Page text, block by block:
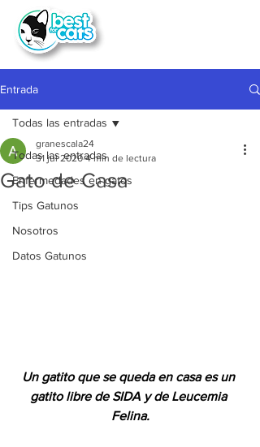
Entrada
Todas las entradas
Enfermedades en gatos
Tips Gatunos
Nosotros
Datos Gatunos
Todas las entradas
Gato de Casa
granescala24
31 jul 2020 4 min de lectura
Un gatito que se queda en casa es un
gatito libre de SIDA y de Leucemia
Felina.